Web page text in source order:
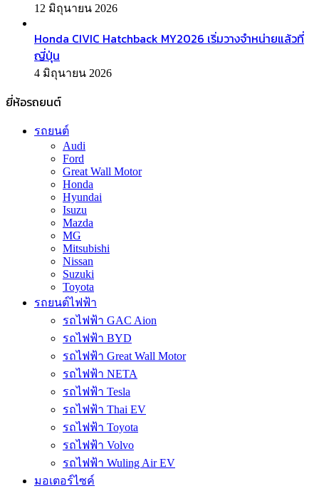
12 มิถุนายน 2026
Honda CIVIC Hatchback MY2026 เริ่มวางจำหน่ายแล้วที่
ญี่ปุ่น
4 มิถุนายน 2026
ยี่ห้อรถยนต์
รถยนต์
Audi
Ford
Great Wall Motor
Honda
Hyundai
Isuzu
Mazda
MG
Mitsubishi
Nissan
Suzuki
Toyota
รถยนต์ไฟฟ้า
รถไฟฟ้า GAC Aion
รถไฟฟ้า BYD
รถไฟฟ้า Great Wall Motor
รถไฟฟ้า NETA
รถไฟฟ้า Tesla
รถไฟฟ้า Thai EV
รถไฟฟ้า Toyota
รถไฟฟ้า Volvo
รถไฟฟ้า Wuling Air EV
มอเตอร์ไซค์